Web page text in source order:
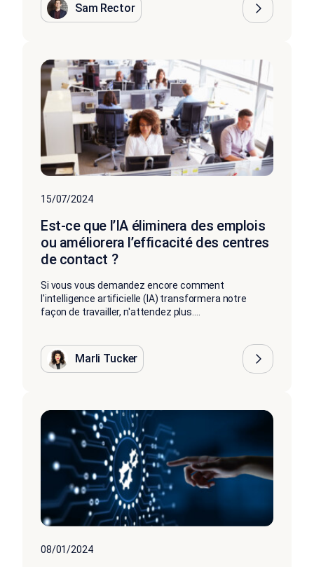
Sam Rector
15/07/2024
Est-ce que l’IA éliminera des emplois
ou améliorera l’efficacité des centres
de contact ?
Si vous vous demandez encore comment
l'intelligence artificielle (IA) transformera notre
façon de travailler, n'attendez plus....
Marli Tucker
08/01/2024